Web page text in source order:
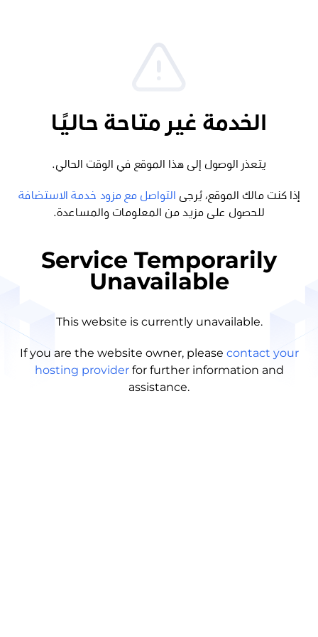
الخدمة غير متاحة حاليًا
يتعذر الوصول إلى هذا الموقع في الوقت الحالي.
إذا كنت مالك الموقع، يُرجى
التواصل مع مزود خدمة الاستضافة
للحصول على مزيد من المعلومات والمساعدة.
Service Temporarily
Unavailable
This website is currently unavailable.
If you are the website owner, please contact your
hosting provider for further information and
assistance.